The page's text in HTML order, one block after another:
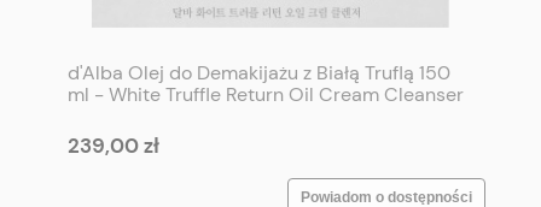
d'Alba Olej do Demakijażu z Białą Truflą 150
ml - White Truffle Return Oil Cream Cleanser
239,00 zł
Powiadom o dostępności